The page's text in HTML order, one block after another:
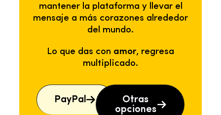
mantener la plataforma y llevar el
mensaje a más corazones alrededor
del mundo.
Lo que das con amor, regresa
multiplicado.
PayPal
Otras
opciones